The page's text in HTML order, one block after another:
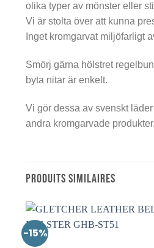
olika typer av mönster eller
Vi är stolta över att kunna
Inget kromgarvat miljöfarligt
Smörj gärna hölstret
byta nitar är enkelt.
Vi gör dessa av svenskt
andra kromgarvade
PRODUITS SIMILAIRES
-15%